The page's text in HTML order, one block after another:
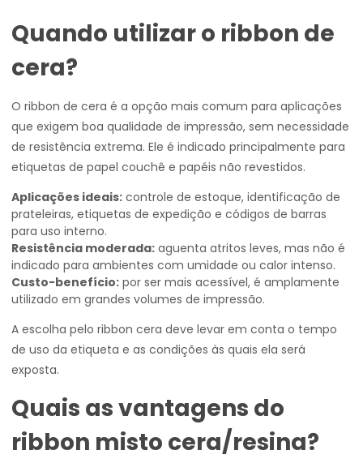
Quando utilizar o ribbon de
cera?
O ribbon de cera é a opção mais comum para aplicações
que exigem boa qualidade de impressão, sem necessidade
de resistência extrema. Ele é indicado principalmente para
etiquetas de papel couchê e papéis não revestidos.
Aplicações ideais: controle de estoque, identificação de
prateleiras, etiquetas de expedição e códigos de barras
para uso interno.
Resistência moderada: aguenta atritos leves, mas não é
indicado para ambientes com umidade ou calor intenso.
Custo-benefício: por ser mais acessível, é amplamente
utilizado em grandes volumes de impressão.
A escolha pelo ribbon cera deve levar em conta o tempo
de uso da etiqueta e as condições às quais ela será
exposta.
Quais as vantagens do
ribbon misto cera/resina?